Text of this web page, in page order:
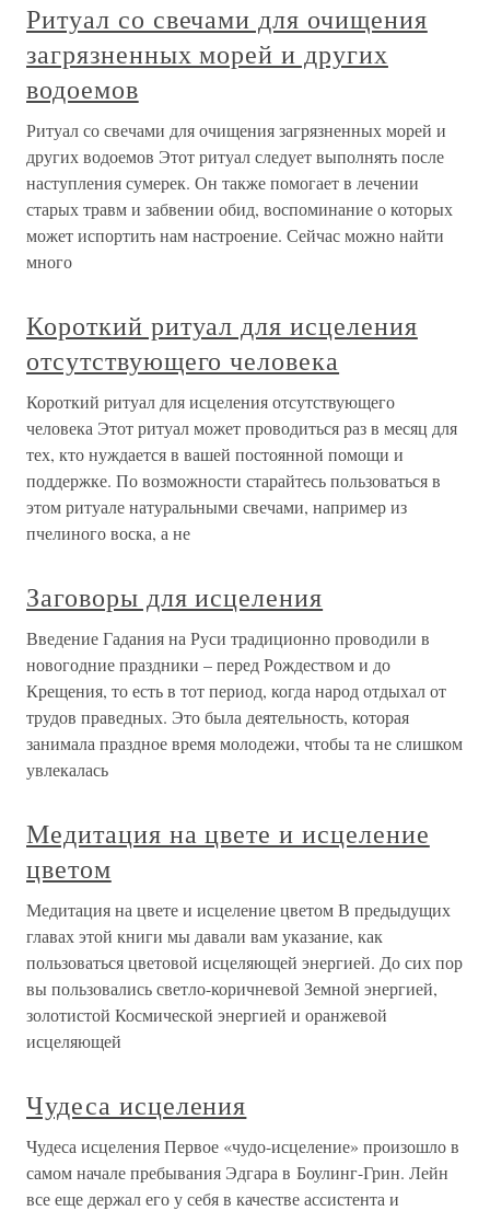
Ритуал со свечами для очищения
загрязненных морей и других
водоемов
Ритуал со свечами для очищения загрязненных морей и
других водоемов Этот ритуал следует выполнять после
наступления сумерек. Он также помогает в лечении
старых травм и забвении обид, воспоминание о которых
может испортить нам настроение. Сейчас можно найти
много
Короткий ритуал для исцеления
отсутствующего человека
Короткий ритуал для исцеления отсутствующего
человека Этот ритуал может проводиться раз в месяц для
тех, кто нуждается в вашей постоянной помощи и
поддержке. По возможности старайтесь пользоваться в
этом ритуале натуральными свечами, например из
пчелиного воска, а не
Заговоры для исцеления
Введение Гадания на Руси традиционно проводили в
новогодние праздники – перед Рождеством и до
Крещения, то есть в тот период, когда народ отдыхал от
трудов праведных. Это была деятельность, которая
занимала праздное время молодежи, чтобы та не слишком
увлекалась
Медитация на цвете и исцеление
цветом
Медитация на цвете и исцеление цветом В предыдущих
главах этой книги мы давали вам указание, как
пользоваться цветовой исцеляющей энергией. До сих пор
вы пользовались светло-коричневой Земной энергией,
золотистой Космической энергией и оранжевой
исцеляющей
Чудеса исцеления
Чудеса исцеления Первое «чудо-исцеление» произошло в
самом начале пребывания Эдгара в Боулинг-Грин. Лейн
все еще держал его у себя в качестве ассистента и